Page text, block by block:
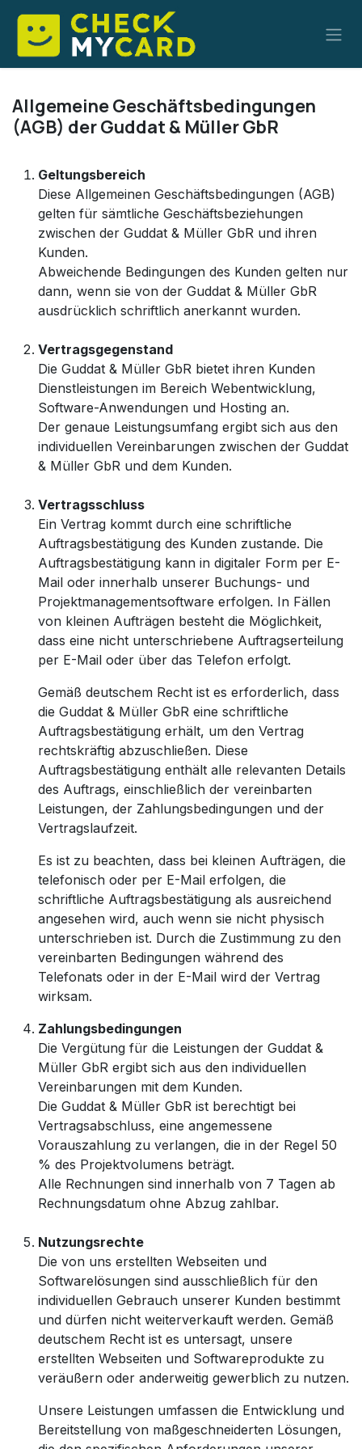
Zum Inhalt springen
Allgemeine Geschäftsbedingungen
(AGB) der Guddat & Müller GbR
Geltungsbereich
Diese Allgemeinen Geschäftsbedingungen (AGB)
gelten für sämtliche Geschäftsbeziehungen
zwischen der Guddat & Müller GbR und ihren
Kunden.
Abweichende Bedingungen des Kunden gelten nur
dann, wenn sie von der Guddat & Müller GbR
ausdrücklich schriftlich anerkannt wurden.
Vertragsgegenstand
Die Guddat & Müller GbR bietet ihren Kunden
Dienstleistungen im Bereich Webentwicklung,
Software-Anwendungen und Hosting an.
Der genaue Leistungsumfang ergibt sich aus den
individuellen Vereinbarungen zwischen der Guddat
& Müller GbR und dem Kunden.
Vertragsschluss
Ein Vertrag kommt durch eine schriftliche
Auftragsbestätigung des Kunden zustande. Die
Auftragsbestätigung kann in digitaler Form per E-
Mail oder innerhalb unserer Buchungs- und
Projektmanagementsoftware erfolgen. In Fällen
von kleinen Aufträgen besteht die Möglichkeit,
dass eine nicht unterschriebene Auftragserteilung
per E-Mail oder über das Telefon erfolgt.
Gemäß deutschem Recht ist es erforderlich, dass
die Guddat & Müller GbR eine schriftliche
Auftragsbestätigung erhält, um den Vertrag
rechtskräftig abzuschließen. Diese
Auftragsbestätigung enthält alle relevanten Details
des Auftrags, einschließlich der vereinbarten
Leistungen, der Zahlungsbedingungen und der
Vertragslaufzeit.
Es ist zu beachten, dass bei kleinen Aufträgen, die
telefonisch oder per E-Mail erfolgen, die
schriftliche Auftragsbestätigung als ausreichend
angesehen wird, auch wenn sie nicht physisch
unterschrieben ist. Durch die Zustimmung zu den
vereinbarten Bedingungen während des
Telefonats oder in der E-Mail wird der Vertrag
wirksam.
Zahlungsbedingungen
Die Vergütung für die Leistungen der Guddat &
Müller GbR ergibt sich aus den individuellen
Vereinbarungen mit dem Kunden.
Die Guddat & Müller GbR ist berechtigt bei
Vertragsabschluss, eine angemessene
Vorauszahlung zu verlangen, die in der Regel 50
% des Projektvolumens beträgt.
Alle Rechnungen sind innerhalb von 7 Tagen ab
Rechnungsdatum ohne Abzug zahlbar.
Nutzungsrechte
Die von uns erstellten Webseiten und
Softwarelösungen sind ausschließlich für den
individuellen Gebrauch unserer Kunden bestimmt
und dürfen nicht weiterverkauft werden. Gemäß
deutschem Recht ist es untersagt, unsere
erstellten Webseiten und Softwareprodukte zu
veräußern oder anderweitig gewerblich zu nutzen.
Unsere Leistungen umfassen die Entwicklung und
Bereitstellung von maßgeschneiderten Lösungen,